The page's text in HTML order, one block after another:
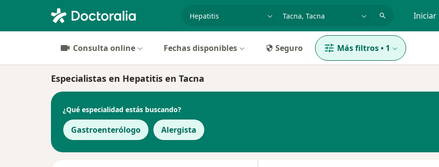
Iniciar
Consulta online Fechas disponibles Seguro Más filtros• 1
Especialistas en Hepatitis en Tacna
¿Qué especialidad estás buscando?
Gastroenterólogo Alergista